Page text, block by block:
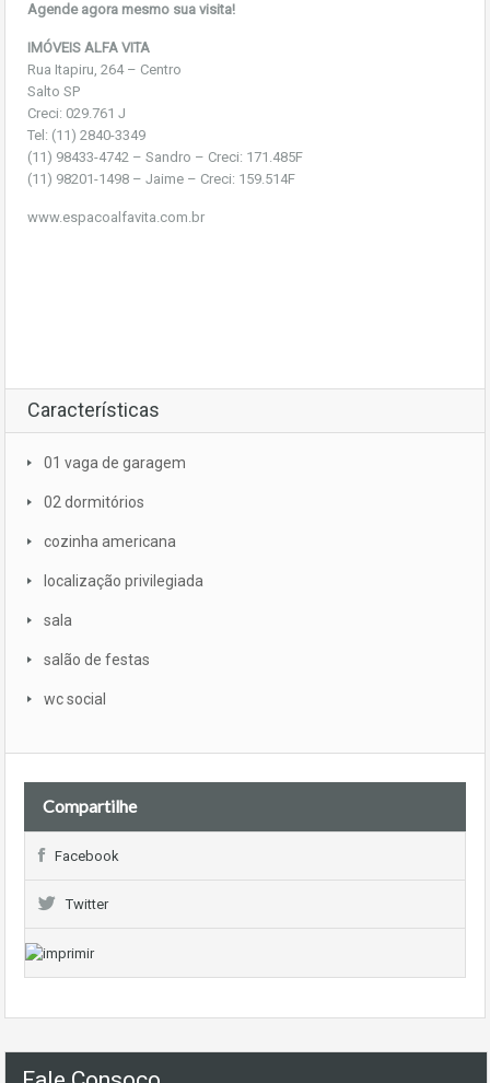
Agende agora mesmo sua visita!
IMÓVEIS ALFA VITA
Rua Itapiru, 264 – Centro
Salto SP
Creci: 029.761 J
Tel: (11) 2840-3349
(11) 98433-4742 – Sandro – Creci: 171.485F
(11) 98201-1498 – Jaime – Creci: 159.514F
www.espacoalfavita.com.br
Características
01 vaga de garagem
02 dormitórios
cozinha americana
localização privilegiada
sala
salão de festas
wc social
Compartilhe
Facebook
Twitter